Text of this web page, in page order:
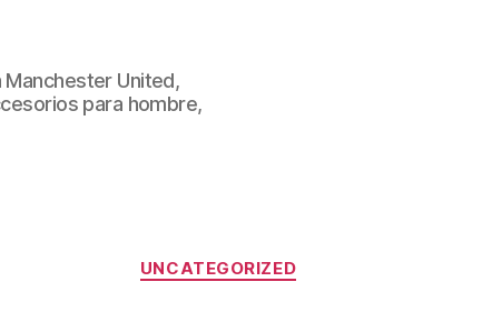
United,
para hombre,
Categorías
UNCATEGORIZED